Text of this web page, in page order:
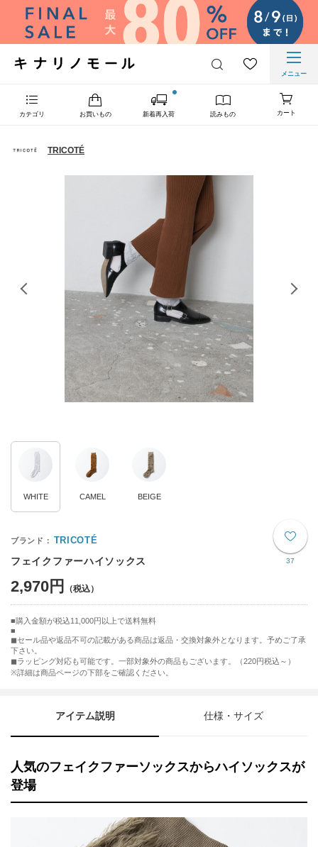
メニュー
カテゴリ お買いもの 新着再入荷 読みもの カート
TRICOTÉ
WHITE CAMEL BEIGE
37
TRICOTÉ
フェイクファーハイソックス
2,970円
購入金額が税込11,000円以上で送料無料
◼︎セール品や返品不可の記載がある商品は返品・交換対象外となります。予めご了承
下さい。
◼︎ラッピング対応も可能です。一部対象外の商品もございます。（220円税込～）
※詳細は商品ページの下部をご確認ください。
アイテム説明 仕様・サイズ
人気のフェイクファーソックスからハイソックスが
登場